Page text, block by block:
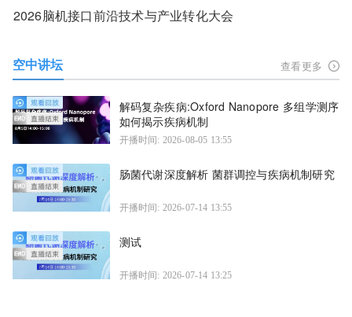
2026脑机接口前沿技术与产业转化大会
空中讲坛 查看更多
解码复杂疾病:Oxford Nanopore 多组学测序
如何揭示疾病机制
开播时间: 2026-08-05 13:55
肠菌代谢深度解析 菌群调控与疾病机制研究
开播时间: 2026-07-14 13:55
测试
开播时间: 2026-07-14 13:25